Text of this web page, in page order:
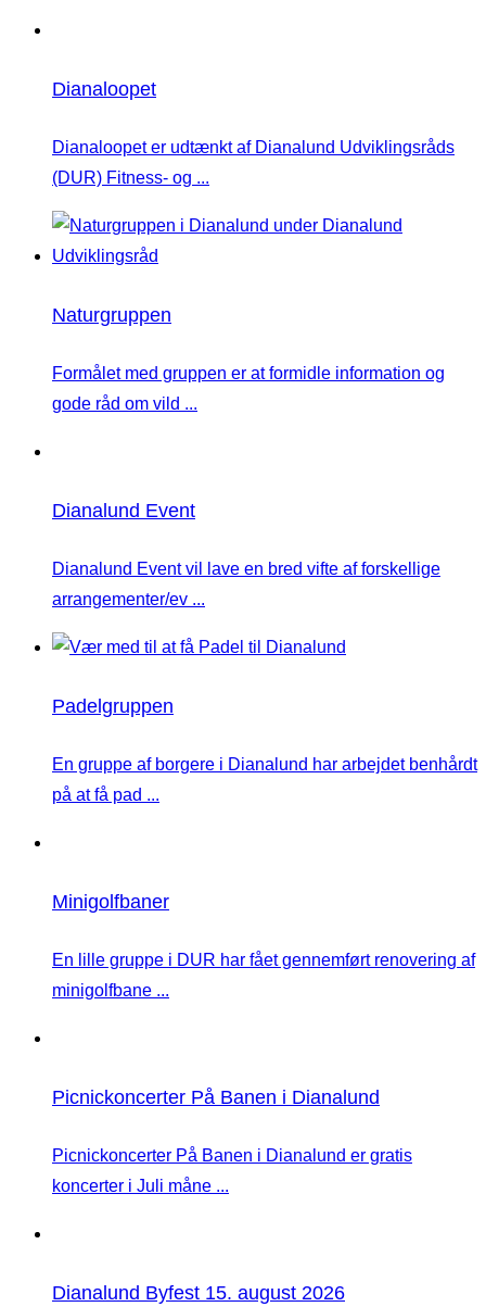
Dianaloopet
Dianaloopet er udtænkt af Dianalund Udviklingsråds
(DUR) Fitness- og ...
Naturgruppen
Formålet med gruppen er at formidle information og
gode råd om vild ...
Dianalund Event
Dianalund Event vil lave en bred vifte af forskellige
arrangementer/ev ...
Padelgruppen
En gruppe af borgere i Dianalund har arbejdet benhårdt
på at få pad ...
Minigolfbaner
En lille gruppe i DUR har fået gennemført renovering af
minigolfbane ...
Picnickoncerter På Banen i Dianalund
Picnickoncerter På Banen i Dianalund er gratis
koncerter i Juli måne ...
Dianalund Byfest 15. august 2026